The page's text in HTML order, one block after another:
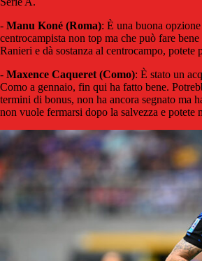
- Manu Koné (Roma): È una buona
centrocampista non top ma che può fare
Ranieri e dà sostanza al centrocampo, potete
- Maxence Caqueret (Como): È stato un
Como a gennaio, fin qui ha fatto bene.
termini di bonus, non ha ancora segnato ma
non vuole fermarsi dopo la salvezza e potete